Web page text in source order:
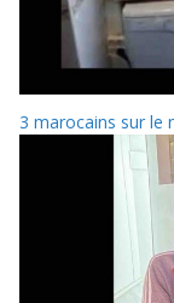
3 marocains sur le